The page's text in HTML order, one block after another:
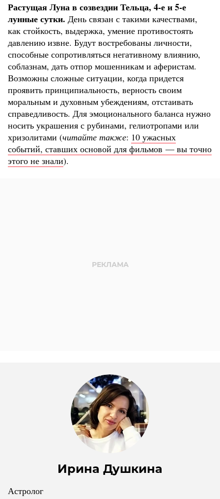
Растущая Луна в созвездии Тельца, 4-е и 5-е
лунные сутки. День связан с такими качествами,
как стойкость, выдержка, умение противостоять
давлению извне. Будут востребованы личности,
способные сопротивляться негативному влиянию,
соблазнам, дать отпор мошенникам и аферистам.
Возможны сложные ситуации, когда придется
проявить принципиальность, верность своим
моральным и духовным убеждениям, отстаивать
справедливость. Для эмоционального баланса нужно
носить украшения с рубинами, гелиотропами или
хризолитами (читайте также: 10 ужасных
событий, ставших основой для фильмов — вы точно
этого не знали).
Ирина Душкина
Астролог